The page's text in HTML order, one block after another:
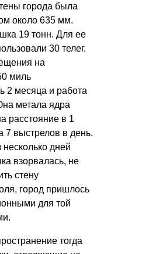
города была
около 635 мм.
19 тонн. Для ее
30 телег.
на
миль
2 месяца и работа
метала ядра
расстояние в 1
7 выстрелов в день.
дней
взорвалась, не
стену
город пришлось
для той
тогда